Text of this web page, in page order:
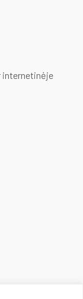
internetinėje